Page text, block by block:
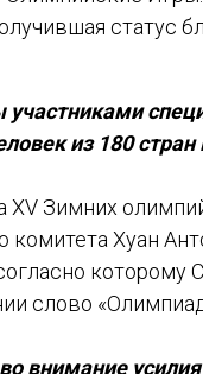
статус
участниками
из 180
XV Зимних
комитета Хуан
которому
слово
внимание